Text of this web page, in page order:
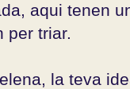
aqui tenen
per triar.
la teva